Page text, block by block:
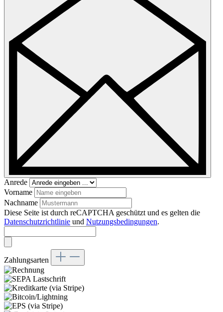
Anrede
Vorname
Nachname
Diese Seite ist durch reCAPTCHA geschützt und es gelten die
Datenschutzrichtlinie und Nutzungsbedingungen.
Zahlungsarten